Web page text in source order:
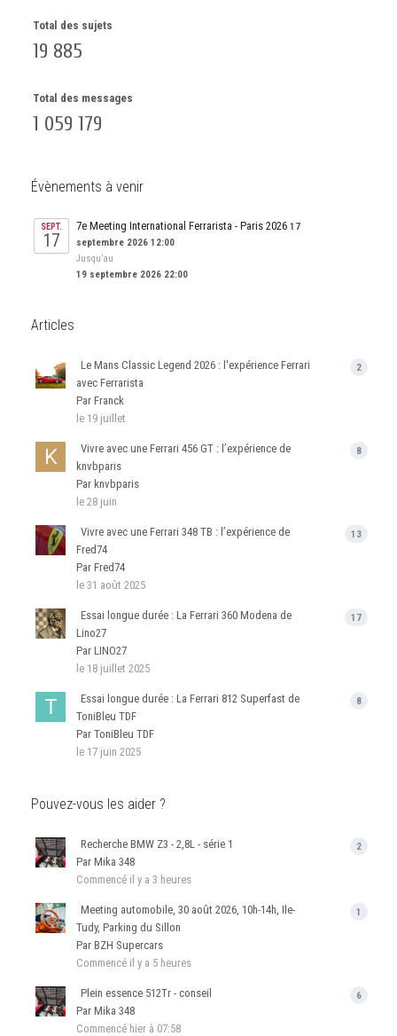
Total des sujets
19 885
Total des messages
1 059 179
Évènements à venir
SEPT.
17
7e Meeting International Ferrarista - Paris 2026 17
septembre 2026 12:00
Jusqu’au
19 septembre 2026 22:00
Articles
2
Le Mans Classic Legend 2026 : l'expérience Ferrari
avec Ferrarista
Par Franck
le 19 juillet
8
Vivre avec une Ferrari 456 GT : l’expérience de
knvbparis
Par knvbparis
le 28 juin
13
Vivre avec une Ferrari 348 TB : l’expérience de
Fred74
Par Fred74
le 31 août 2025
17
Essai longue durée : La Ferrari 360 Modena de
Lino27
Par LINO27
le 18 juillet 2025
8
Essai longue durée : La Ferrari 812 Superfast de
ToniBleu TDF
Par ToniBleu TDF
le 17 juin 2025
Pouvez-vous les aider ?
2
Recherche BMW Z3 - 2,8L - série 1
Par Mika 348
Commencé il y a 3 heures
1
Meeting automobile, 30 août 2026, 10h-14h, Ile-
Tudy, Parking du Sillon
Par BZH Supercars
Commencé il y a 5 heures
6
Plein essence 512Tr - conseil
Par Mika 348
Commencé hier à 07:58